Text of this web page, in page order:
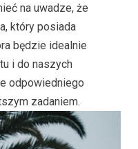
na uwadze, że
który posiada
będzie idealnie
i do naszych
odpowiedniego
zadaniem.